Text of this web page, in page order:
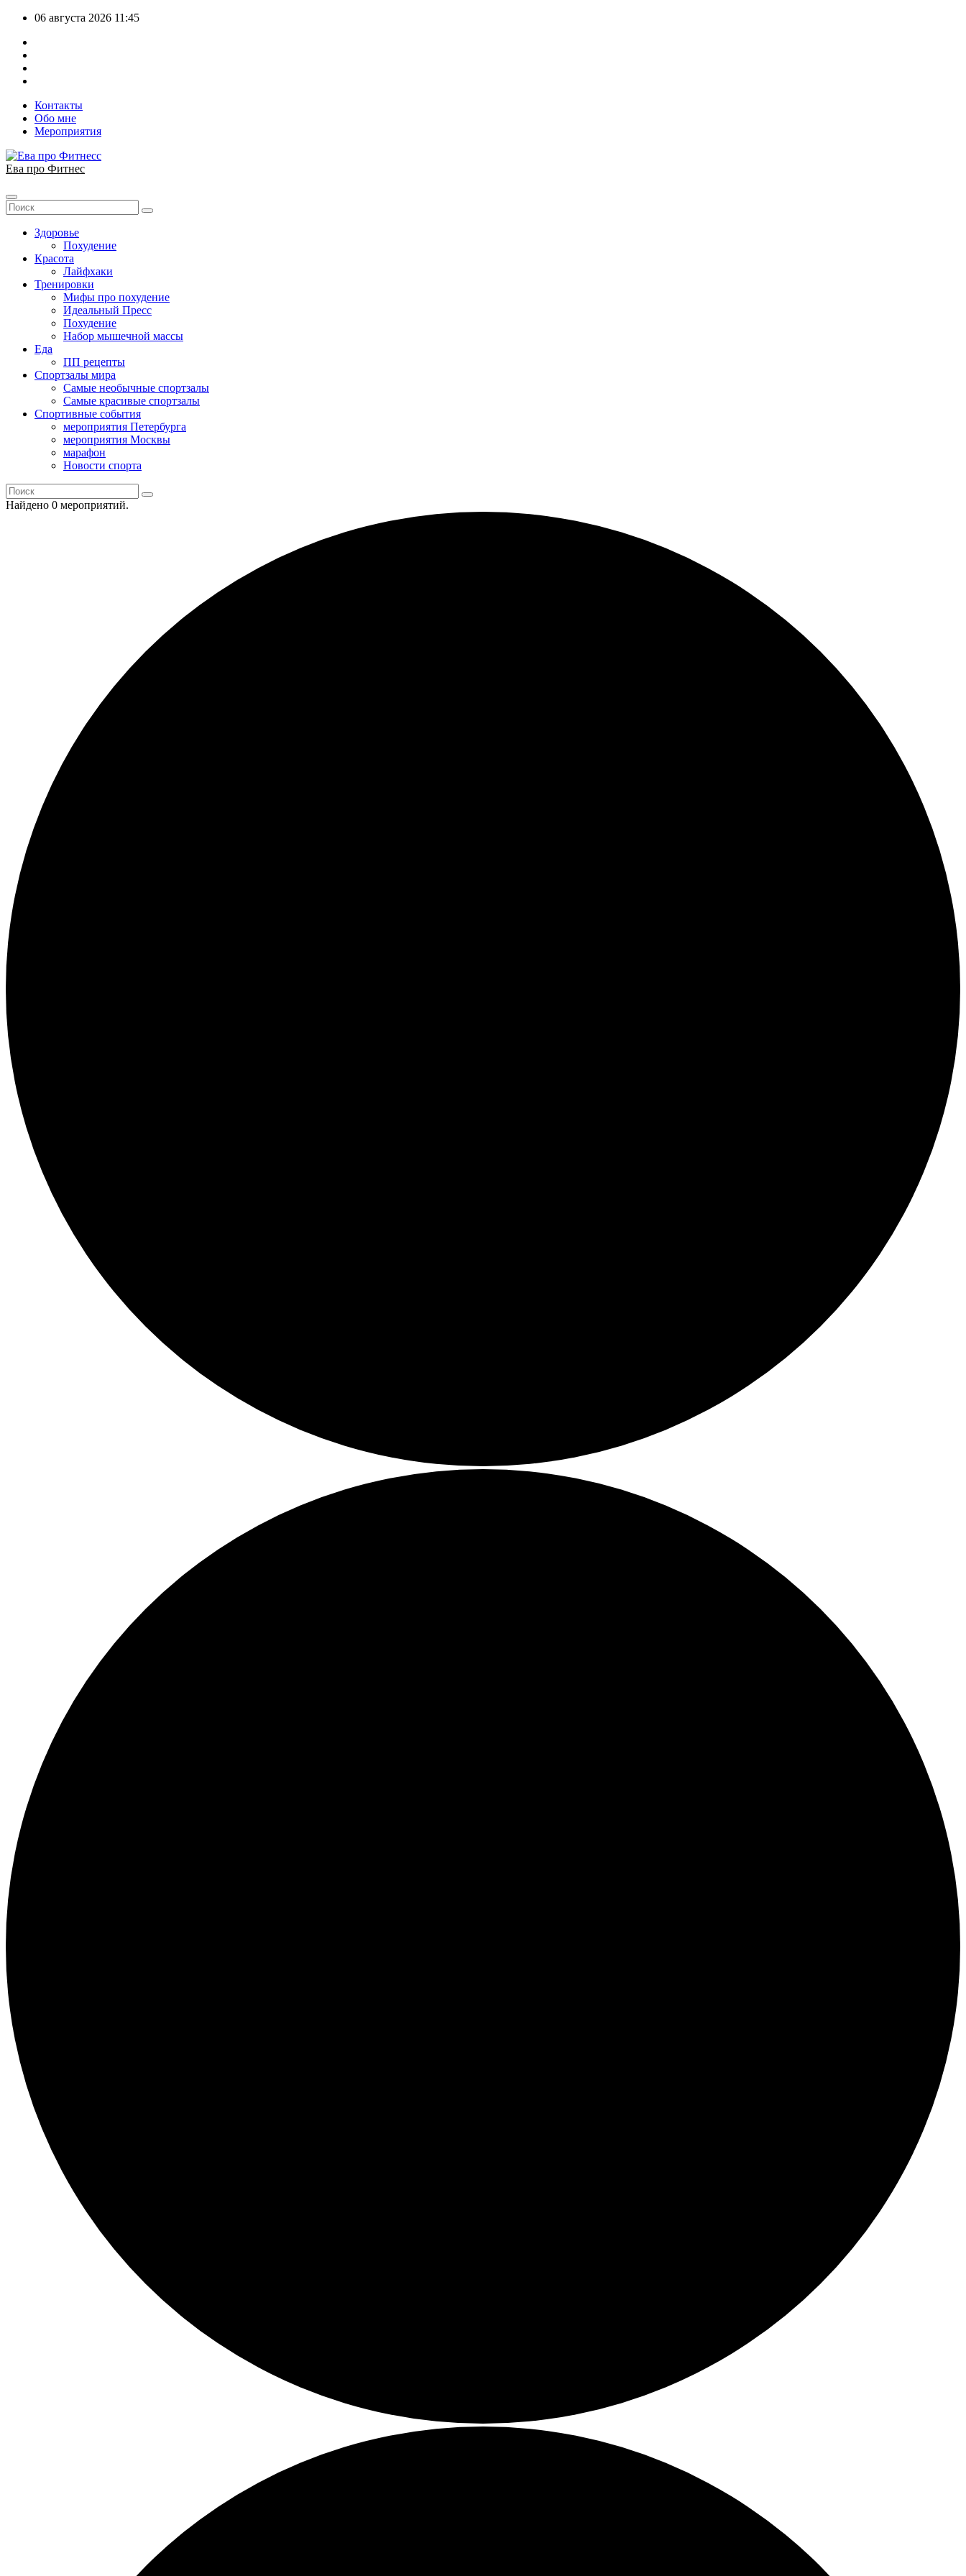
Перейти
содержимому
06 августа 2026 11:45
Контакты
Обо мне
Мероприятия
Ева про Фитнес
Здоровье
Похудение
Красота
Лайфхаки
Тренировки
Мифы про похудение
Идеальный Пресс
Похудение
Набор мышечной массы
Еда
ПП рецепты
Спортзалы мира
Самые необычные спортзалы
Самые красивые спортзалы
Спортивные события
мероприятия Петербурга
мероприятия Москвы
марафон
Новости спорта
Найдено 0 мероприятий.